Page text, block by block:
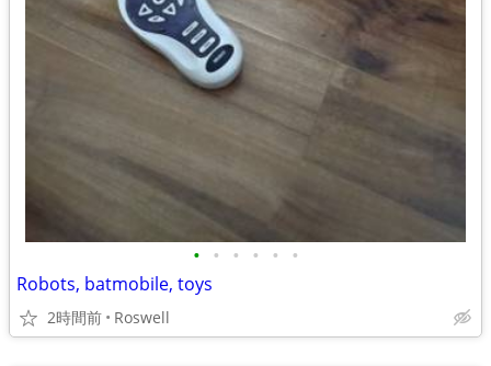
• • • • • •
Robots, batmobile, toys
2時間前 Roswell